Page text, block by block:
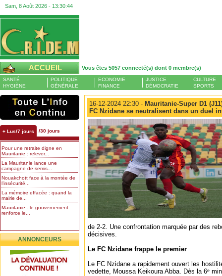
Sam, 8 Août 2026 - 13:30:45
ACCUEIL Vous êtes 5057 connecté(s) dont 0 membre(s)
SANTÉ
HYGIÈNE
POLITIQUE
GÉNÉRALE
ECONOMIE
FINANCE
JUSTICE
DÉMOCRATIE
CULTURE
SPORTS
+ Lus/7 jours /30 jours
Pour une retraite digne en
Mauritanie : relever...
La Mauritanie lance une
campagne de semis...
Nouakchott face à la montée de
l’insécurité...
La mémoire effacée : quand la
mairie de...
Mauritanie : le gouvernement
renforce le...
ANNONCEURS
16-12-2024 22:30 - Mauritanie-Super D1
FC Nzidane se neutralisent dans un duel
de 2-2. Une confrontation marquée par des
décisives.
Le FC Nzidane frappe le premier
Le FC Nzidane a rapidement ouvert les
vedette, Moussa Keikoura Abba. Dès la 6ᵉ